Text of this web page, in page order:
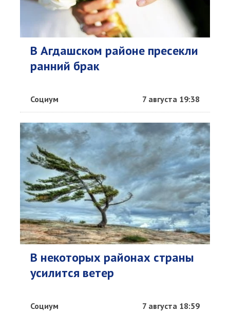
В Агдашском районе пресекли
ранний брак
Социум 7 августа 19:38
В некоторых районах страны
усилится ветер
Социум 7 августа 18:59